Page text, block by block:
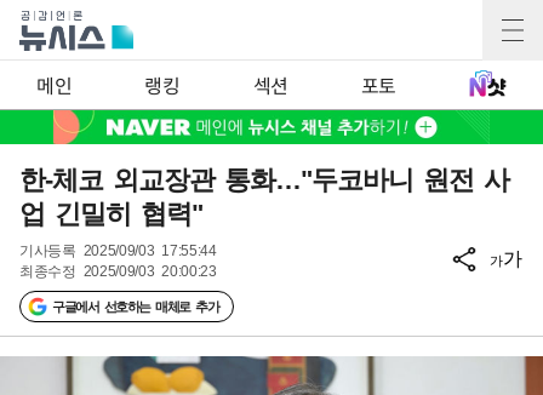
메인 랭킹 섹션 포토
한-체코 외교장관 통화…"두코바니 원전 사
업 긴밀히 협력"
기사등록 2025/09/03 17:55:44
최종수정 2025/09/03 20:00:23
구글에서 선호하는 매체로 추가
가가